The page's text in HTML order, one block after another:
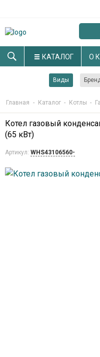
КАТАЛОГ О
Виды
Главная - Каталог - Котлы -
Котел газовый
(65 кВт)
Артикул: WHS43106560-